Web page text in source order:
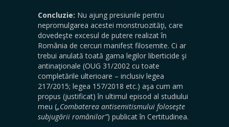
Concluzie: Nu ajung presiunile pentru
nepromulgarea acestei monstruozităţi, care
dovedeşte excesul de putere realizat în
România de cercuri manifest filosemite. Ci ar
trebui anulată toată gama legilor liberticide şi
antinaţionale (OUG 31/2002 cu toate
completările ulterioare – inclusiv legea
217/2015; legea 157/2018 etc.) aşa cum am
propus (justificat) în ultimul episod al studiului
meu („Combaterea antisemitismului foloseşte
subjugării românilor”) publicat în Certitudinea.